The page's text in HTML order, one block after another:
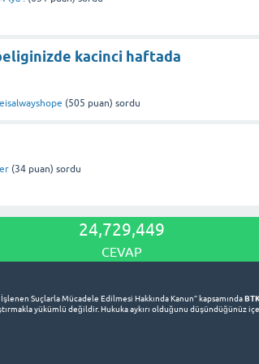
kacinci haftada
(505 puan) sordu
(34 puan) sordu
24,729,449
CEVAP
Suçlarla Mücadele Edilmesi Hakkında Kanun” kapsamında
yükümlü değildir. Hukuka aykırı olduğunu düşündüğünüz